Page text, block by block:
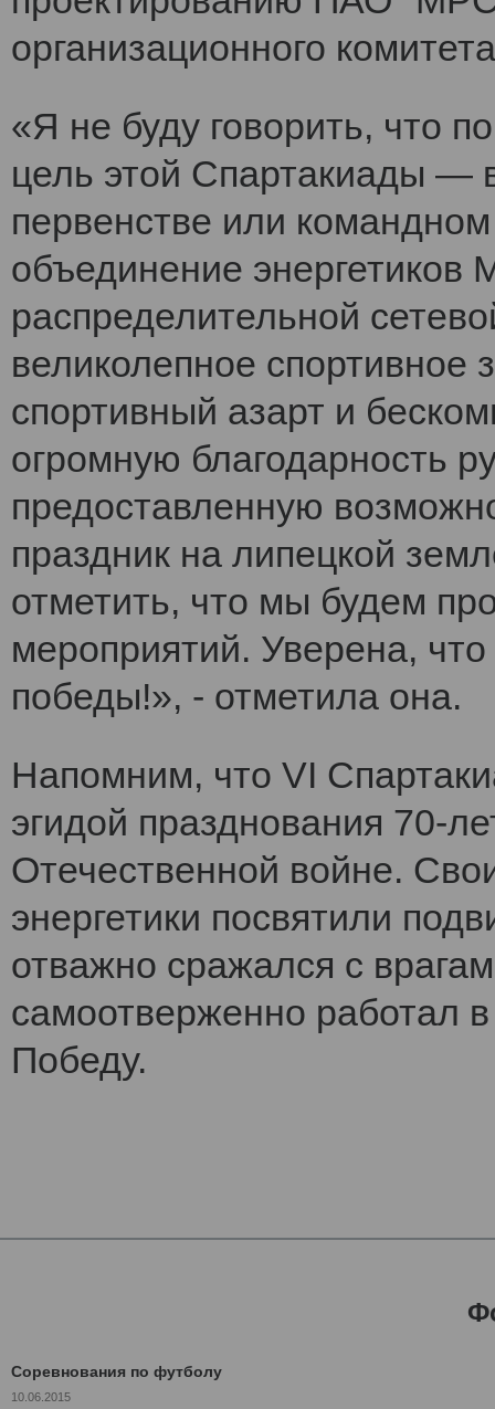
организационного
«Я не буду говорить, что
цель этой Спартакиады —
первенстве или
объединение энергетиков
распределительной
великолепное
спортивный азарт и
огромную благодарность
предоставленную
праздник на липецкой
отметить, что мы будем
мероприятий. Уверена,
победы!», - отметила она.
Напомним, что VI
эгидой празднования 70-
Отечественной войне.
энергетики посвятили
отважно сражался с
самоотверженно работал
Победу.
Соревнования по футболу
10.06.2015